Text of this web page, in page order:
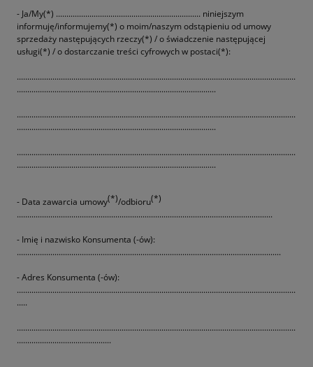
- Ja/My(*) ..................................................................... niniejszym
informuję/informujemy(*) o moim/naszym odstąpieniu od umowy
sprzedaży następujących rzeczy(*) / o świadczenie następującej
usługi(*) / o dostarczanie treści cyfrowych w postaci(*):
.....................................................................................................................................
...............................................................................................
.....................................................................................................................................
...............................................................................................
.....................................................................................................................................
...............................................................................................
- Data zawarcia umowy(*)/odbioru(*)
..........................................................................................................................
- Imię i nazwisko Konsumenta (-ów):
..............................................................................................................................
- Adres Konsumenta (-ów):
.....................................................................................................................................
.....
.....................................................................................................................................
.............................................